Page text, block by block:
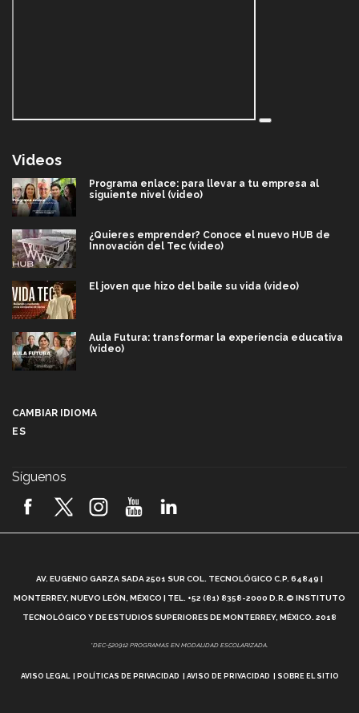
Videos
Programa enlace: para llevar a tu empresa al
siguiente nivel (video)
¿Quieres emprender? Conoce el nuevo HUB de
Innovación del Tec (video)
El joven que hizo del baile su vida (video)
Aula Futura: transformar la experiencia educativa
(video)
2026! (video)
¿Cómo es el Modelo Educativo Tec? (video)
Vida Tec: Feminismo e Inteligencia Artificial, Paola
CAMBIAR IDIOMA
ES
Síguenos
AV. EUGENIO GARZA SADA 2501 SUR COL. TECNOLÓGICO C.P. 64849 |
MONTERREY, NUEVO LEÓN, MÉXICO | TEL. +52 (81) 8358-2000 D.R.© INSTITUTO
TECNOLÓGICO Y DE ESTUDIOS SUPERIORES DE MONTERREY, MÉXICO. 2018
*DEC-520912 PROGRAMAS EN MODALIDAD ESCOLARIZADA.
AVISO LEGAL POLÍTICAS DE PRIVACIDAD AVISO DE PRIVACIDAD SOBRE EL SITIO